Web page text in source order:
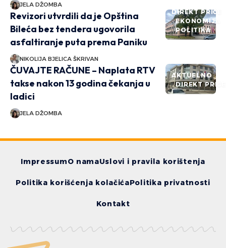
JELA DŽOMBA
DIREKT PRIČE
EKONOMIJA
POLITIKA
Revizori utvrdili da je Opština
Bileća bez tendera ugovorila
asfaltiranje puta prema Paniku
NIKOLIJA BJELICA ŠKRIVAN
AKTUELNO
DIREKT PRIČE
ČUVAJTE RAČUNE – Naplata RTV
takse nakon 13 godina čekanja u
ladici
JELA DŽOMBA
ImpressumO namaUslovi i pravila korištenja
Politika korišćenja kolačićaPolitika privatnosti
Kontakt